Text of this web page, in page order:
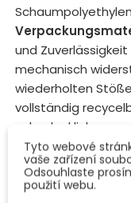
und
mechanisch
wiederholten
vollständig
unbedenklich.
Wir bieten
Breiten und
gerecht zu werden.
Tyto webové
vaše zařízení
Odsouhlaste
použití webu.